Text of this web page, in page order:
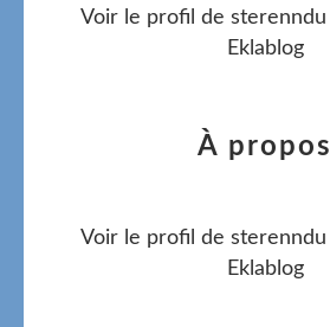
Voir le profil de sterenndu
Eklablog
À propos
Voir le profil de sterenndu
Eklablog